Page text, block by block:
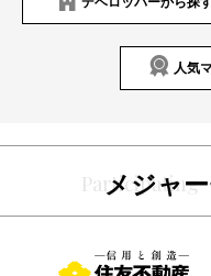
人気
メジャ